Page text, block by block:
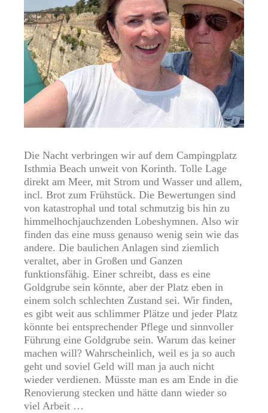
Die Nacht verbringen wir auf dem Campingplatz
Isthmia Beach unweit von Korinth. Tolle Lage
direkt am Meer, mit Strom und Wasser und allem,
incl. Brot zum Frühstück. Die Bewertungen sind
von katastrophal und total schmutzig bis hin zu
himmelhochjauchzenden Lobeshymnen. Also wir
finden das eine muss genauso wenig sein wie das
andere. Die baulichen Anlagen sind ziemlich
veraltet, aber in Großen und Ganzen
funktionsfähig. Einer schreibt, dass es eine
Goldgrube sein könnte, aber der Platz eben in
einem solch schlechten Zustand sei. Wir finden,
es gibt weit aus schlimmer Plätze und jeder Platz
könnte bei entsprechender Pflege und sinnvoller
Führung eine Goldgrube sein. Warum das keiner
machen will? Wahrscheinlich, weil es ja so auch
geht und soviel Geld will man ja auch nicht
wieder verdienen. Müsste man es am Ende in die
Renovierung stecken und hätte dann wieder so
viel Arbeit …